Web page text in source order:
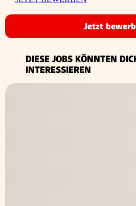
Jetzt
DIESE JOBS KÖNNTEN
INTERESSIEREN